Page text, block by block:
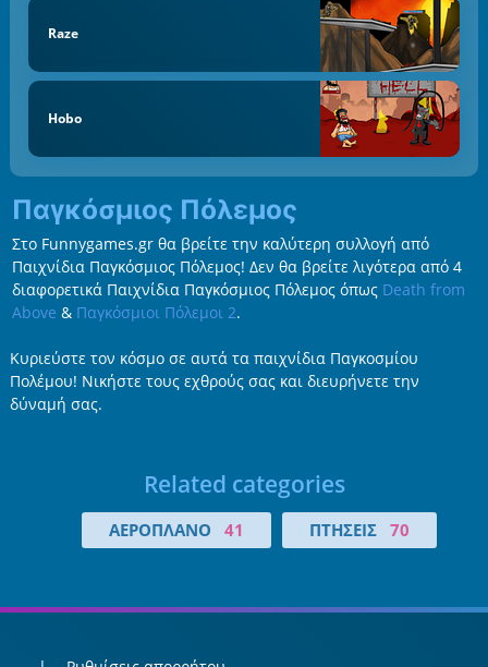
Raze
Hobo
Παγκόσμιος Πόλεμος
Στο Funnygames.gr θα βρείτε την καλύτερη συλλογή από
Παιχνίδια Παγκόσμιος Πόλεμος! Δεν θα βρείτε λιγότερα από 4
διαφορετικά Παιχνίδια Παγκόσμιος Πόλεμος όπως Death from
Above & Παγκόσμιοι Πόλεμοι 2.
Κυριεύστε τον κόσμο σε αυτά τα παιχνίδια Παγκοσμίου
Πολέμου! Νικήστε τους εχθρούς σας και διευρήνετε την
δύναμή σας.
Related categories
ΑΕΡΟΠΛΆΝΟ 41 ΠΤΉΣΕΙΣ 70